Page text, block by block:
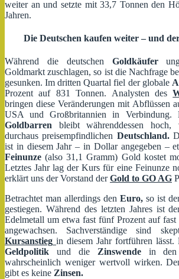
weiter an und setzte mit 33,7 Tonnen den
Jahren.
Die Deutschen kaufen weiter – und
Während die deutschen Goldkäufer
Goldmarkt zuschlagen, so ist die Nachfrage
gesunken. Im dritten Quartal fiel der globale
Prozent auf 831 Tonnen. Analysten des
bringen diese Veränderungen mit Abflüssen
USA und Großbritannien in Verbindung.
Goldbarren bleibt währenddessen
durchaus preisempfindlichen Deutschland.
ist in diesem Jahr – in Dollar angegeben –
Feinunze (also 31,1 Gramm) Gold kostet
Letztes Jahr lag der Kurs für eine Feinunze
erklärt uns der Vorstand derGold to GO AG
Betrachtet man allerdings den Euro, so ist
gestiegen. Während des letzten Jahres ist
Edelmetall um etwa fast fünf Prozent auf
angewachsen. Sachverständige sind
Kursanstieg in diesem Jahr fortführen lässt.
Geldpolitik und die Zinswendein den
wahrscheinlich weniger wertvoll wirken.
gibt es keine Zinsen.